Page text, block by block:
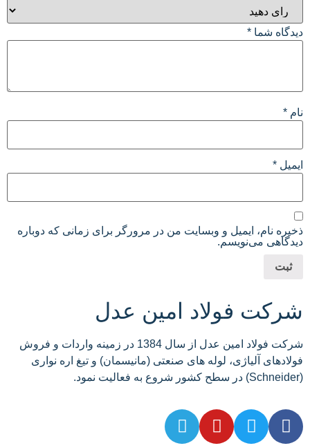
دیدگاه شما *
نام *
ایمیل *
ذخیره نام، ایمیل و وبسایت من در مرورگر برای زمانی که دوباره
دیدگاهی می‌نویسم.
شرکت فولاد امین عدل
شرکت فولاد امین عدل از سال 1384 در زمینه واردات و فروش
فولادهای آلیاژی، لوله های صنعتی (مانیسمان) و تیغ اره نواری
(Schneider) در سطح کشور شروع به فعالیت نمود.